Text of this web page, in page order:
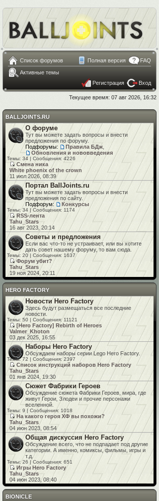
Список форумов FAQ
Полная версия
Активные темы
Регистрация
Вход
Текущее время: 07 авг 2026, 16:32
BALLJOINTS.RU
О форуме
Тут вы можете задать вопросы и внести
предложения по форуму.
Подфорумы:
Правила БДж
Обновления и нововведения
Темы: 34 | Сообщения: 4226
Смена ника
White phoenix of the crown
11 июл 2026, 08:39
Портал BallJoints.ru
Тут вы можете задать вопросы и внести
предложения по сайту.
Подфорум:
Конкурсы
Темы: 34 | Сообщения: 1174
RSS-лента
Tahu_Stars
16 авг 2023, 20:14
Советы и предложения
Если вас что-то не устраивает, или вы хотите
дать совет нашему форуму, то вам сюда.
Темы: 20 | Сообщения: 1637
Форум убит?
Tahu_Stars
19 ноя 2024, 20:11
HERO FACTORY
Новости Hero Faсtory
Здесь будут размещаться все последние
новости.
Темы: 50 | Сообщения: 11121
[Hero Factory] Rebirth of Heroes
Valmer_Khoton
03 дек 2025, 16:55
Наборы Hero Faсtory
Обсуждаем наборы серии Lego Hero Faсtory.
Темы: 72 | Сообщения: 2397
Список инструкций наборов Hero Factory
Tahu_Stars
01 янв 2024, 19:30
Сюжет Фабрики Героев
Обсуждение сюжета Фабрики Героев, мира, где
живут Герои, Злодеи и прочие персонажи
вселенной.
Темы: 9 | Сообщения: 1018
На какого героя ХФ вы похожи?
Tahu_Stars
04 июн 2023, 08:54
Общая дискуссия Hero Factory
Обсуждение всего, что не подпадает под другие
категории. А именно, комиксы, фильмы, игры и
т.д.
Темы: 26 | Сообщения: 651
Игры Hero Factory
Tahu_Stars
04 июн 2023, 08:40
BIONICLE